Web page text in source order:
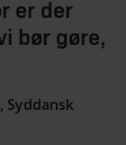
er der
bør gøre,